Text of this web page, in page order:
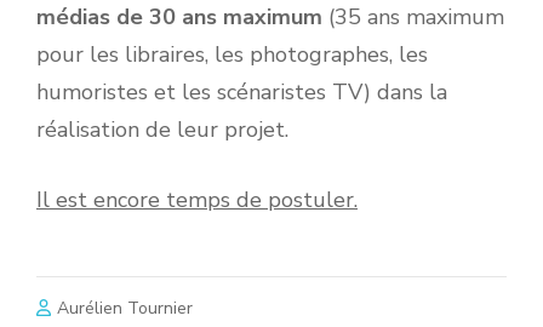
médias de 30 ans maximum (35 ans maximum
pour les libraires, les photographes, les
humoristes et les scénaristes TV) dans la
réalisation de leur projet.
Il est encore temps de postuler.
Aurélien Tournier